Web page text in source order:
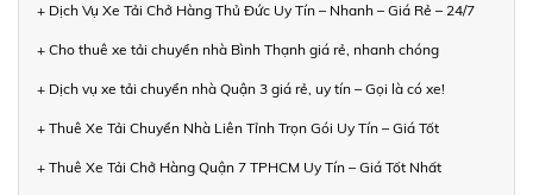
+ Dịch Vụ Xe Tải Chở Hàng Thủ Đức Uy Tín – Nhanh – Giá Rẻ – 24/7
+ Cho thuê xe tải chuyển nhà Bình Thạnh giá rẻ, nhanh chóng
+ Dịch vụ xe tải chuyển nhà Quận 3 giá rẻ, uy tín – Gọi là có xe!
+ Thuê Xe Tải Chuyển Nhà Liên Tỉnh Trọn Gói Uy Tín – Giá Tốt
+ Thuê Xe Tải Chở Hàng Quận 7 TPHCM Uy Tín – Giá Tốt Nhất